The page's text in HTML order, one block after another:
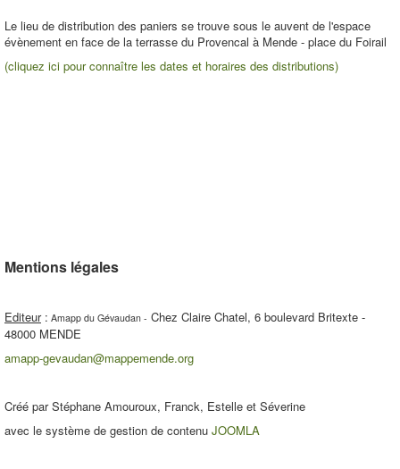
Le lieu de distribution des paniers se trouve sous le auvent de l'espace
évènement en face de la terrasse du Provencal à Mende - place du Foirail
(cliquez ici pour connaître les dates et horaires des distributions)
Mentions légales
Editeur: Amapp du Gévaudan - Chez Claire Chatel, 6 boulevard Britexte -
48000 MENDE
amapp-gevaudan@mappemende.org
Créé par Stéphane Amouroux, Franck, Estelle et Séverine
avec le système de gestion de contenu JOOMLA